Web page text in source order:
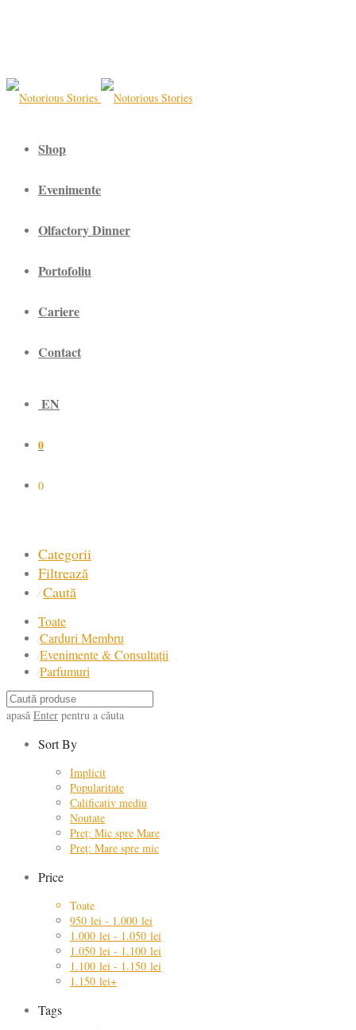
Shop
Evenimente
Olfactory Dinner
Portofoliu
Cariere
Contact
EN
0
0
Categorii
Filtrează
⁄ Caută
Toate
⁄Carduri Membru
⁄Evenimente & Consultații
⁄Parfumuri
apasă Enter pentru a căuta
Sort By
Implicit
Popularitate
Calificativ mediu
Noutate
Preț: Mic spre Mare
Preț: Mare spre mic
Price
Toate
950 lei - 1.000 lei
1.000 lei - 1.050 lei
1.050 lei - 1.100 lei
1.100 lei - 1.150 lei
1.150 lei+
Tags